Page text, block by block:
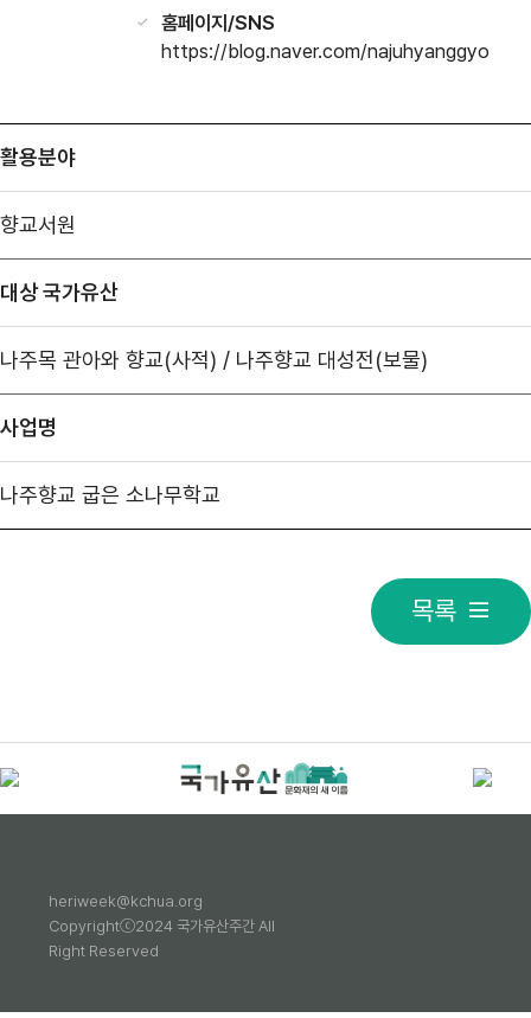
홈페이지/SNS
https://blog.naver.com/najuhyanggyo
활용분야
향교서원
대상 국가유산
나주목 관아와 향교(사적) / 나주향교 대성전(보물)
사업명
나주향교 굽은 소나무학교
목록
heriweek@kchua.org
Copyrightⓒ2024 국가유산주간 All
Right Reserved